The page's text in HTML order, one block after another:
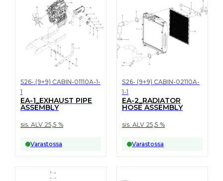
S26- (9+9) CABIN-01110A-1-
1
EA-1_EXHAUST PIPE
ASSEMBLY
sis. ALV 25,5 %
Varastossa
S26- (9+9) CABIN-02110A-
1-1
EA-2_RADIATOR
HOSE ASSEMBLY
sis. ALV 25,5 %
Varastossa